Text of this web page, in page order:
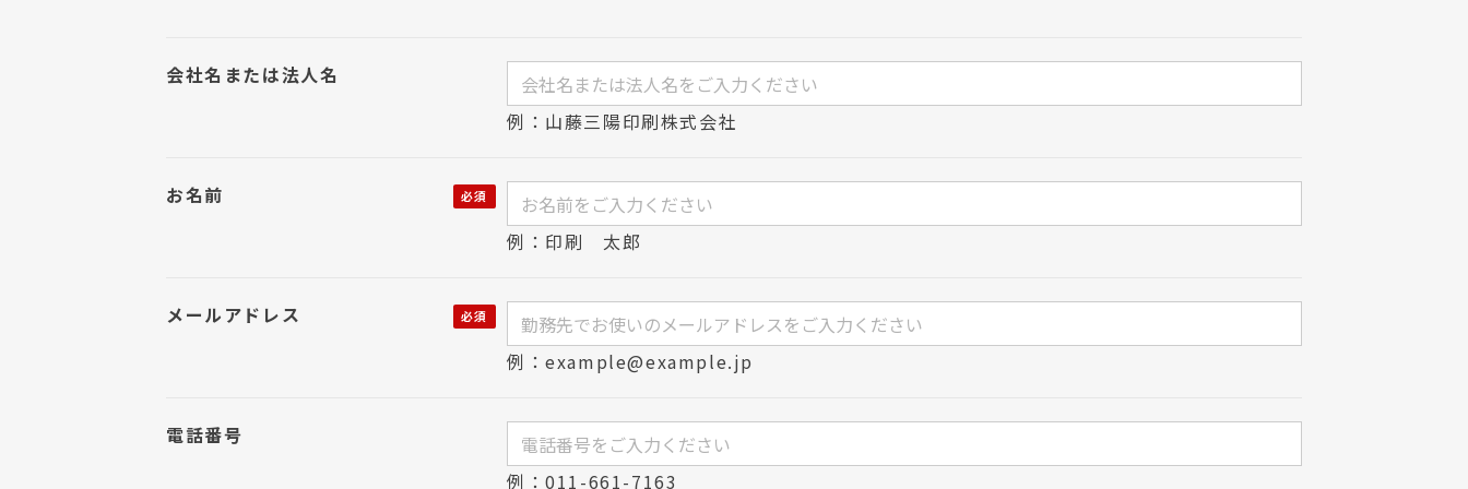
会社名または法人名
例：山藤三陽印刷株式会社
お名前
例：印刷 太郎
メールアドレス
例：example@example.jp
電話番号
例：011-661-7163